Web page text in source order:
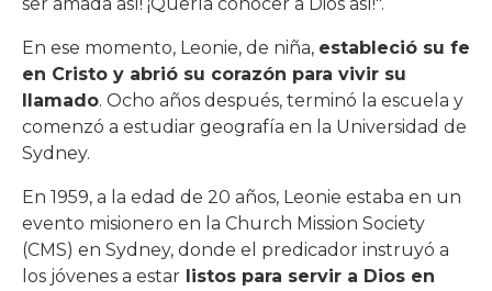
ser amada así! ¡Quería conocer a Dios así!".
En ese momento, Leonie, de niña, estableció su fe
en Cristo y abrió su corazón para vivir su
llamado. Ocho años después, terminó la escuela y
comenzó a estudiar geografía en la Universidad de
Sydney.
En 1959, a la edad de 20 años, Leonie estaba en un
evento misionero en la Church Mission Society
(CMS) en Sydney, donde el predicador instruyó a
los jóvenes a estar listos para servir a Dios en